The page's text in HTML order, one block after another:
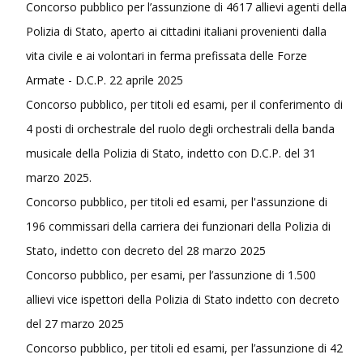
Concorso pubblico per l’assunzione di 4617 allievi agenti della
Polizia di Stato, aperto ai cittadini italiani provenienti dalla
vita civile e ai volontari in ferma prefissata delle Forze
Armate - D.C.P. 22 aprile 2025
Concorso pubblico, per titoli ed esami, per il conferimento di
4 posti di orchestrale del ruolo degli orchestrali della banda
musicale della Polizia di Stato, indetto con D.C.P. del 31
marzo 2025.
Concorso pubblico, per titoli ed esami, per l'assunzione di
196 commissari della carriera dei funzionari della Polizia di
Stato, indetto con decreto del 28 marzo 2025
Concorso pubblico, per esami, per l’assunzione di 1.500
allievi vice ispettori della Polizia di Stato indetto con decreto
del 27 marzo 2025
Concorso pubblico, per titoli ed esami, per l’assunzione di 42